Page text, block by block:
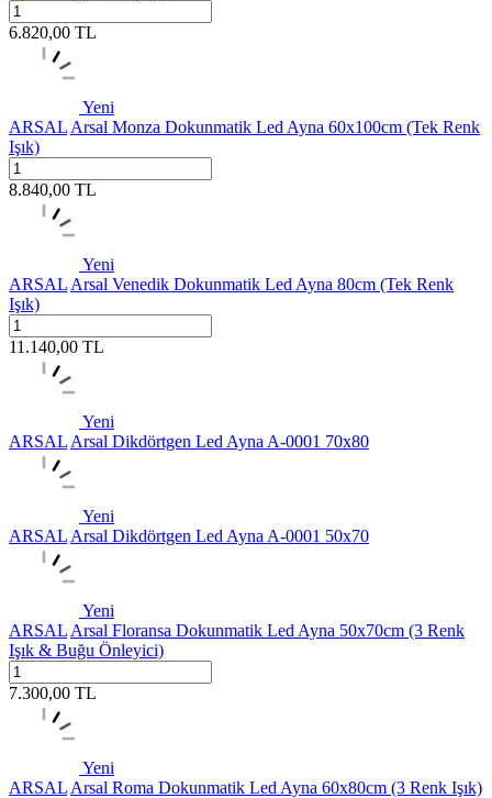
6.820,00 TL
Yeni
ARSAL Arsal Monza Dokunmatik Led Ayna 60x100cm (Tek Renk
Işık)
8.840,00 TL
Yeni
ARSAL Arsal Venedik Dokunmatik Led Ayna 80cm (Tek Renk
Işık)
11.140,00 TL
Yeni
ARSAL Arsal Dikdörtgen Led Ayna A-0001 70x80
Yeni
ARSAL Arsal Dikdörtgen Led Ayna A-0001 50x70
Yeni
ARSAL Arsal Floransa Dokunmatik Led Ayna 50x70cm (3 Renk
Işık & Buğu Önleyici)
7.300,00 TL
Yeni
ARSAL Arsal Roma Dokunmatik Led Ayna 60x80cm (3 Renk Işık)